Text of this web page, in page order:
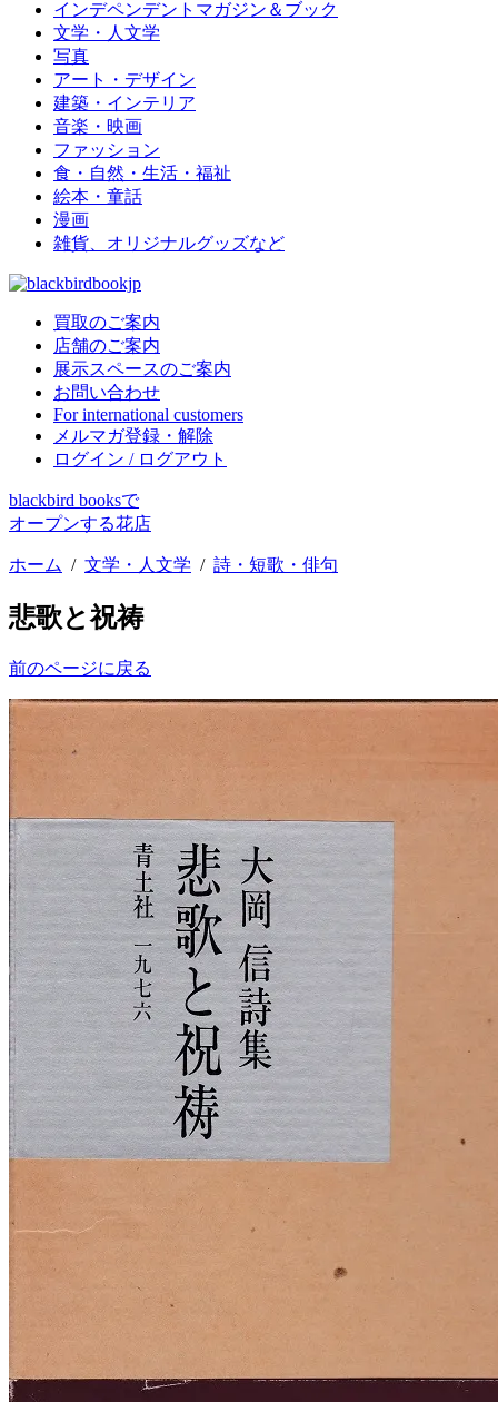
インデペンデントマガジン＆ブック
文学・人文学
写真
アート・デザイン
建築・インテリア
音楽・映画
ファッション
食・自然・生活・福祉
絵本・童話
漫画
雑貨、オリジナルグッズなど
買取のご案内
店舗のご案内
展示スペースのご案内
お問い合わせ
For international customers
メルマガ登録・解除
ログイン / ログアウト
blackbird booksで
オープンする花店
ホーム / 文学・人文学 / 詩・短歌・俳句
悲歌と祝祷
前のページに戻る